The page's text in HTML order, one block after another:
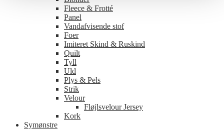
Fleece & Frotté
Panel
Vandafvisende stof
Foer
Imiteret Skind & Ruskind
Quilt
Tyll
Uld
Plys & Pels
Strik
Velour
Fløjlsvelour Jersey
Kork
Symønstre